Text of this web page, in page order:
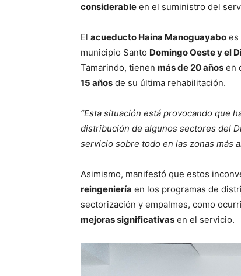
considerable en el suministro del
El acueducto Haina Manoguayabo es
municipio Santo Domingo Oeste y el
Tamarindo, tienen más de 20 años en
15 años de su última rehabilitación.
“Esta situación está provocando que
distribución de algunos sectores del
servicio sobre todo en las zonas más
Asimismo, manifestó que estos
reingeniería en los programas de
sectorización y empalmes, como
mejoras significativas en el servicio.